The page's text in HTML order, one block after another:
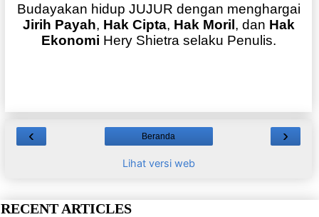
Budayakan hidup JUJUR dengan menghargai
Jirih Payah, Hak Cipta, Hak Moril, dan Hak
Ekonomi Hery Shietra selaku Penulis.
‹ ›
Beranda
Lihat versi web
RECENT ARTICLES